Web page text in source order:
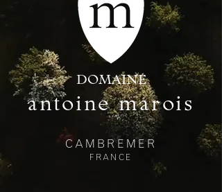
DOMAINE
antoine marois
CAMBREMER
FRANCE